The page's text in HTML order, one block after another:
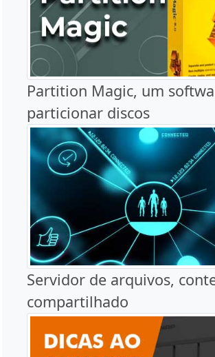
Partition Magic, um
particionar discos
Servidor de arquivos,
compartilhado